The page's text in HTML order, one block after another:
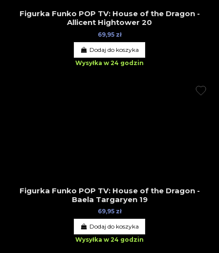
Figurka Funko POP TV: House of the Dragon -
Allicent Hightower 20
69,95 zł
Dodaj do koszyka
Wysyłka w 24 godzin
Figurka Funko POP TV: House of the Dragon -
Baela Targaryen 19
69,95 zł
Dodaj do koszyka
Wysyłka w 24 godzin